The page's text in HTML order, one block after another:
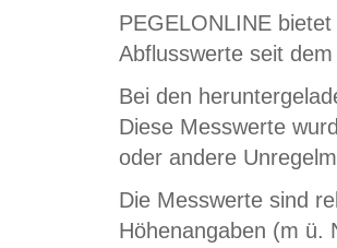
PEGELONLINE
Abflusswerte seit
Bei den
Diese Messwerte
oder andere
Die Messwerte sind
Höhenangaben (m ü.